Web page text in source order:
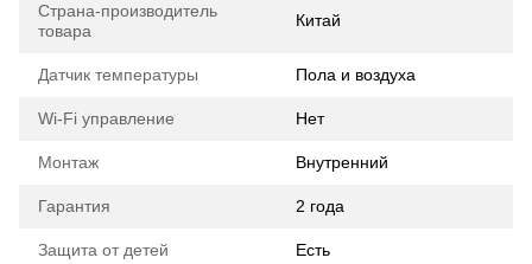
Страна-производитель
товара
Китай
Датчик температуры Пола и воздуха
Wi-Fi управление Нет
Монтаж Внутренний
Гарантия 2 года
Защита от детей Есть